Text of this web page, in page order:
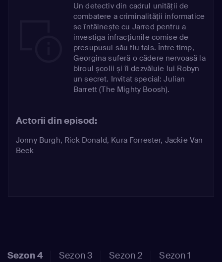
Un detectiv din cadrul unității de
combatere a criminalității informatice
se întâlnește cu Jarred pentru a
investiga infracțiunile comise de
presupusul său fiu fals. Între timp,
Georgina suferă o cădere nervoasă la
biroul școlii și îi dezvăluie lui Robyn
un secret. Invitat special: Julian
Barrett (The Mighty Boosh).
Actorii din episod:
Jonny Burgh, Rick Donald, Kura Forrester, Jackie Van
Beek
Sezon 4 Sezon 3 Sezon 2 Sezon 1